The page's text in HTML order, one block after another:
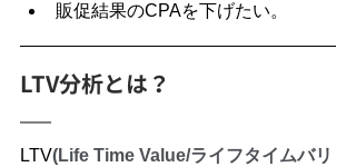
販促結果のCPAを下げたい。
LTV分析とは？
LTV(Life Time Value/ライフタイムバリ